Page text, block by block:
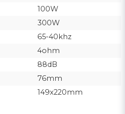
100W
300W
65-40khz
4ohm
88dB
76mm
149x220mm